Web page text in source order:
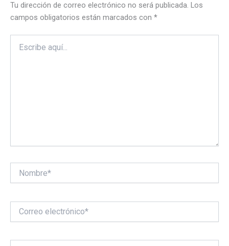
Tu dirección de correo electrónico no será publicada. Los
campos obligatorios están marcados con *
aquí...
electrónico*